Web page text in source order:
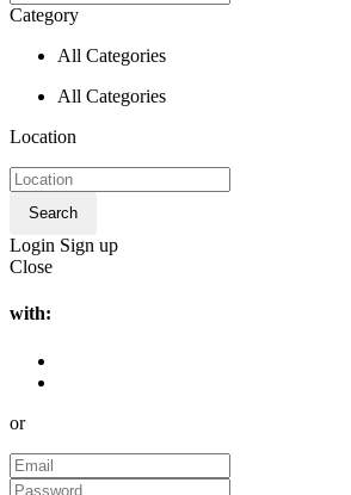
Category
All Categories
All Categories
Location
Search
Login Sign up
Close
with:
or